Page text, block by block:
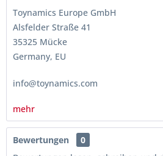
Toynamics Europe GmbH
Alsfelder Straße 41
35325 Mücke
Germany, EU
info@toynamics.com
mehr
Bewertungen
0